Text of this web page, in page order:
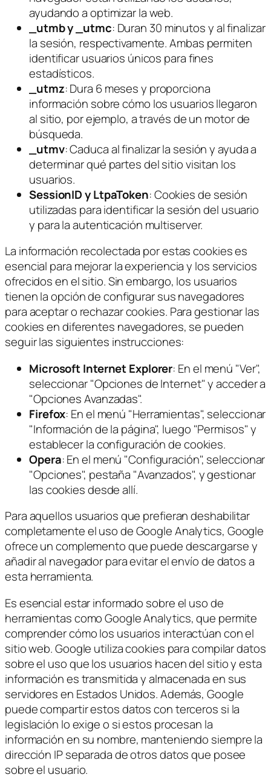
ayudando a optimizar la web.
_utmb y _utmc: Duran 30 minutos y al finalizar
la sesión, respectivamente. Ambas permiten
identificar usuarios únicos para fines
estadísticos.
_utmz: Dura 6 meses y proporciona
información sobre cómo los usuarios llegaron
al sitio, por ejemplo, a través de un motor de
búsqueda.
_utmv: Caduca al finalizar la sesión y ayuda a
determinar qué partes del sitio visitan los
usuarios.
SessionID y LtpaToken: Cookies de sesión
utilizadas para identificar la sesión del usuario
y para la autenticación multiserver.
La información recolectada por estas cookies es
esencial para mejorar la experiencia y los servicios
ofrecidos en el sitio. Sin embargo, los usuarios
tienen la opción de configurar sus navegadores
para aceptar o rechazar cookies. Para gestionar las
cookies en diferentes navegadores, se pueden
seguir las siguientes instrucciones:
Microsoft Internet Explorer: En el menú "Ver",
seleccionar "Opciones de Internet" y acceder a
"Opciones Avanzadas".
Firefox: En el menú "Herramientas", seleccionar
"Información de la página", luego "Permisos" y
establecer la configuración de cookies.
Opera: En el menú "Configuración", seleccionar
"Opciones", pestaña "Avanzados", y gestionar
las cookies desde allí.
Para aquellos usuarios que prefieran deshabilitar
completamente el uso de Google Analytics, Google
ofrece un complemento que puede descargarse y
añadir al navegador para evitar el envío de datos a
esta herramienta.
Es esencial estar informado sobre el uso de
herramientas como Google Analytics, que permite
comprender cómo los usuarios interactúan con el
sitio web. Google utiliza cookies para compilar datos
sobre el uso que los usuarios hacen del sitio y esta
información es transmitida y almacenada en sus
servidores en Estados Unidos. Además, Google
puede compartir estos datos con terceros si la
legislación lo exige o si estos procesan la
información en su nombre, manteniendo siempre la
dirección IP separada de otros datos que posee
sobre el usuario.